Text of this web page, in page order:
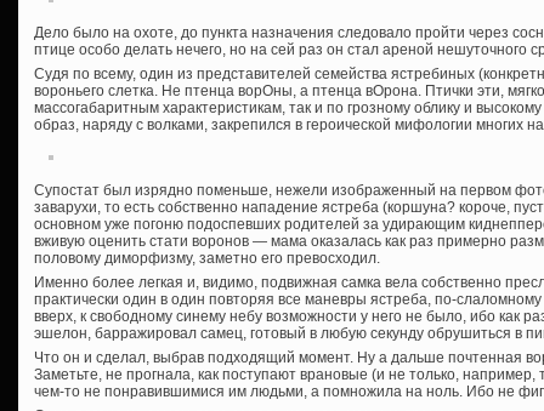
Дело было на охоте, до пункта назначения следовало пройти через
птице особо делать нечего, но на сей раз он стал ареной нешуточного
Судя по всему, один из представителей семейства ястребиных
вороньего слетка. Не птенца ворОны, а птенца вОрона. Птички эти,
массогабаритным характеристикам, так и по грозному облику и
образ, наряду с волками, закрепился в героической мифологии многих
Супостат был изрядно поменьше, нежели изображенный на первом
заварухи, то есть собственно нападение ястреба (коршуна? короче,
основном уже погоню подоспевших родителей за удирающим
вживую оценить стати воронов — мама оказалась как раз примерно
половому диморфизму, заметно его превосходил.
Именно более легкая и, видимо, подвижная самка вела собственно
практически один в один повторяя все маневры ястреба, по-
вверх, к свободному синему небу возможности у него не было, ибо как
эшелон, барражировал самец, готовый в любую секунду обрушиться в
Что он и сделал, выбрав подходящий момент. Ну а дальше почтенная
Заметьте, не прогнала, как поступают врановые (и не только,
чем-то не понравившимися им людьми, а помножила на ноль. Ибо не